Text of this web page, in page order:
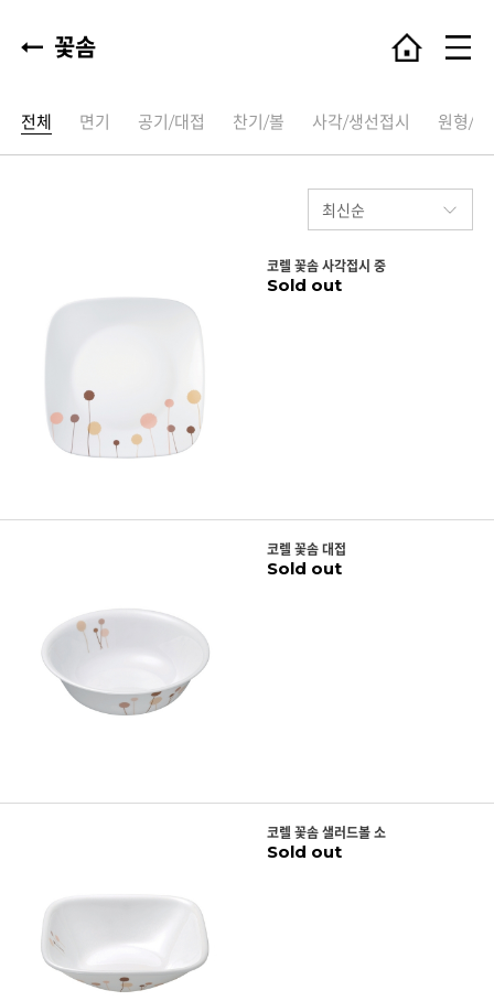
꽃솜
전체 면기 공기/대접 찬기/볼 사각/생선접시 원형/타
코렐 꽃솜 사각접시 중
Sold out
코렐 꽃솜 대접
Sold out
코렐 꽃솜 샐러드볼 소
Sold out